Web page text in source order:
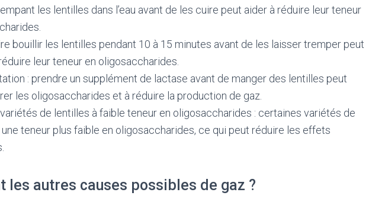
les lentilles dans l’eau avant de les cuire peut aider à réduire leur teneur
bouillir les lentilles pendant 10 à 15 minutes avant de les laisser tremper peut
leur teneur en oligosaccharides.
: prendre un supplément de lactase avant de manger des lentilles peut
les oligosaccharides et à réduire la production de gaz.
de lentilles à faible teneur en oligosaccharides : certaines variétés de
une teneur plus faible en oligosaccharides, ce qui peut réduire les effets
les autres causes possibles de gaz ?